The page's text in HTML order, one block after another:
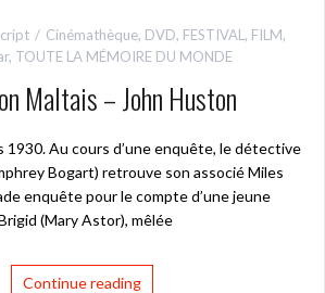
Cinémathèque, DVD, FESTIVAL , FILM,
, TOUTE LA MÉMOIRE DU MONDE
Maltais – John Huston
1930. Au cours d’une enquête, le détective
Bogart) retrouve son associé Miles
enquête pour le compte d’une jeune
(Mary Astor), mêlée
Continue reading